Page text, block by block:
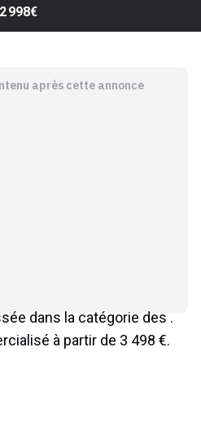
2 998€
après cette annonce
dans la catégorie des .
à partir de 3 498 €.